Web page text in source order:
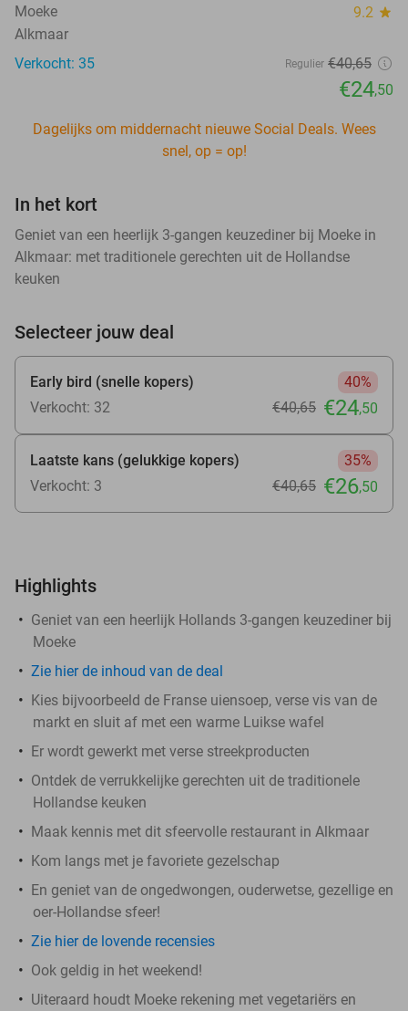
Moeke 9.2 star
Alkmaar
Verkocht: 35
Regulier €40,65
€24,50
Dagelijks om middernacht nieuwe Social Deals. Wees
snel, op = op!
In het kort
Geniet van een heerlijk 3-gangen keuzediner bij Moeke in
Alkmaar: met traditionele gerechten uit de Hollandse
keuken
Selecteer jouw deal
Early bird (snelle kopers)
40%
Verkocht: 32
€40,65 €24,50
Laatste kans (gelukkige kopers)
35%
Verkocht: 3
€40,65 €26,50
Highlights
Geniet van een heerlijk Hollands 3-gangen keuzediner bij
Moeke
Zie hierde inhoud van de deal
Kies bijvoorbeeld de Franse uiensoep, verse vis van de
markt en sluit af met een warme Luikse wafel
Er wordt gewerkt met verse streekproducten
Ontdek de verrukkelijke gerechten uit de traditionele
Hollandse keuken
Maak kennis met dit sfeervolle restaurant in Alkmaar
Kom langs met je favoriete gezelschap
En geniet van de ongedwongen, ouderwetse, gezellige en
oer-Hollandse sfeer!
Zie hier de lovende recensies
Ook geldig in het weekend!
Uiteraard houdt Moeke rekening met vegetariërs en